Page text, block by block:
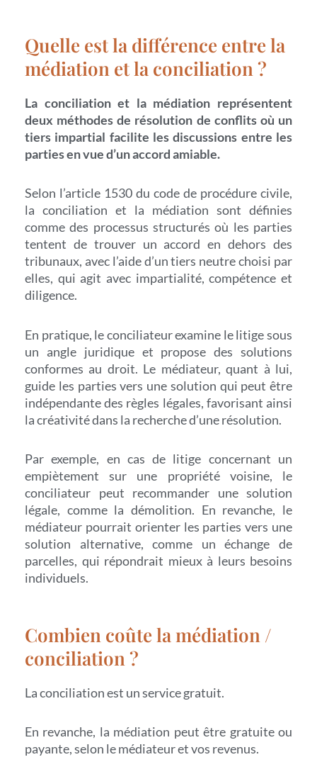
Quelle est la différence entre la
médiation et la conciliation ?
La conciliation et la médiation représentent
deux méthodes de résolution de conflits où un
tiers impartial facilite les discussions entre les
parties en vue d’un accord amiable.
Selon l’article 1530 du code de procédure civile,
la conciliation et la médiation sont définies
comme des processus structurés où les parties
tentent de trouver un accord en dehors des
tribunaux, avec l’aide d’un tiers neutre choisi par
elles, qui agit avec impartialité, compétence et
diligence.
En pratique, le conciliateur examine le litige sous
un angle juridique et propose des solutions
conformes au droit. Le médiateur, quant à lui,
guide les parties vers une solution qui peut être
indépendante des règles légales, favorisant ainsi
la créativité dans la recherche d’une résolution.
Par exemple, en cas de litige concernant un
empiètement sur une propriété voisine, le
conciliateur peut recommander une solution
légale, comme la démolition. En revanche, le
médiateur pourrait orienter les parties vers une
solution alternative, comme un échange de
parcelles, qui répondrait mieux à leurs besoins
individuels.
Combien coûte la médiation /
conciliation ?
La conciliation est un service gratuit.
En revanche, la médiation peut être gratuite ou
payante, selon le médiateur et vos revenus.